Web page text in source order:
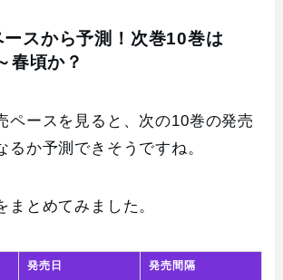
スから予測！次巻10巻は
春頃か？
ペースを見ると、次の10巻の発売
るか予測できそうですね。
まとめてみました。
発売日 発売間隔